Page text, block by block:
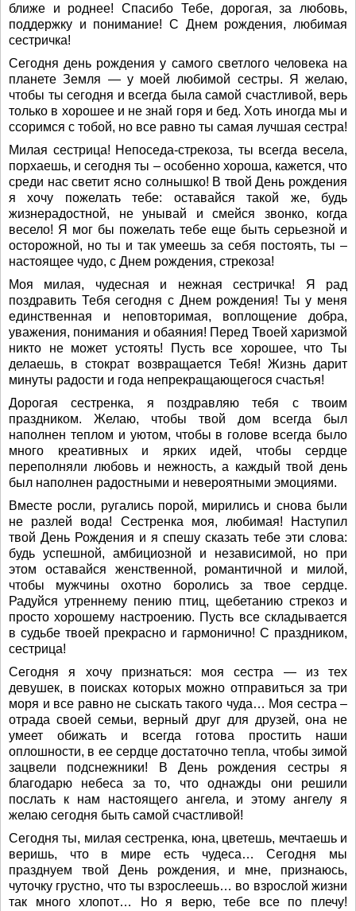
ближе и роднее! Спасибо Тебе, дорогая, за любовь,
поддержку и понимание! С Днем рождения, любимая
сестричка!
Сегодня день рождения у самого светлого человека на
планете Земля — у моей любимой сестры. Я желаю,
чтобы ты сегодня и всегда была самой счастливой, верь
только в хорошее и не знай горя и бед. Хоть иногда мы и
ссоримся с тобой, но все равно ты самая лучшая сестра!
Милая сестрица! Непоседа-стрекоза, ты всегда весела,
порхаешь, и сегодня ты – особенно хороша, кажется, что
среди нас светит ясно солнышко! В твой День рождения
я хочу пожелать тебе: оставайся такой же, будь
жизнерадостной, не унывай и смейся звонко, когда
весело! Я мог бы пожелать тебе еще быть серьезной и
осторожной, но ты и так умеешь за себя постоять, ты –
настоящее чудо, с Днем рождения, стрекоза!
Моя милая, чудесная и нежная сестричка! Я рад
поздравить Тебя сегодня с Днем рождения! Ты у меня
единственная и неповторимая, воплощение добра,
уважения, понимания и обаяния! Перед Твоей харизмой
никто не может устоять! Пусть все хорошее, что Ты
делаешь, в стократ возвращается Тебя! Жизнь дарит
минуты радости и года непрекращающегося счастья!
Дорогая сестренка, я поздравляю тебя с твоим
праздником. Желаю, чтобы твой дом всегда был
наполнен теплом и уютом, чтобы в голове всегда было
много креативных и ярких идей, чтобы сердце
переполняли любовь и нежность, а каждый твой день
был наполнен радостными и невероятными эмоциями.
Вместе росли, ругались порой, мирились и снова были
не разлей вода! Сестренка моя, любимая! Наступил
твой День Рождения и я спешу сказать тебе эти слова:
будь успешной, амбициозной и независимой, но при
этом оставайся женственной, романтичной и милой,
чтобы мужчины охотно боролись за твое сердце.
Радуйся утреннему пению птиц, щебетанию стрекоз и
просто хорошему настроению. Пусть все складывается
в судьбе твоей прекрасно и гармонично! С праздником,
сестрица!
Сегодня я хочу признаться: моя сестра — из тех
девушек, в поисках которых можно отправиться за три
моря и все равно не сыскать такого чуда… Моя сестра –
отрада своей семьи, верный друг для друзей, она не
умеет обижать и всегда готова простить наши
оплошности, в ее сердце достаточно тепла, чтобы зимой
зацвели подснежники! В День рождения сестры я
благодарю небеса за то, что однажды они решили
послать к нам настоящего ангела, и этому ангелу я
желаю сегодня быть самой счастливой!
Сегодня ты, милая сестренка, юна, цветешь, мечтаешь и
веришь, что в мире есть чудеса… Сегодня мы
празднуем твой День рождения, и мне, признаюсь,
чуточку грустно, что ты взрослеешь… во взрослой жизни
так много хлопот… Но я верю, тебе все по плечу!